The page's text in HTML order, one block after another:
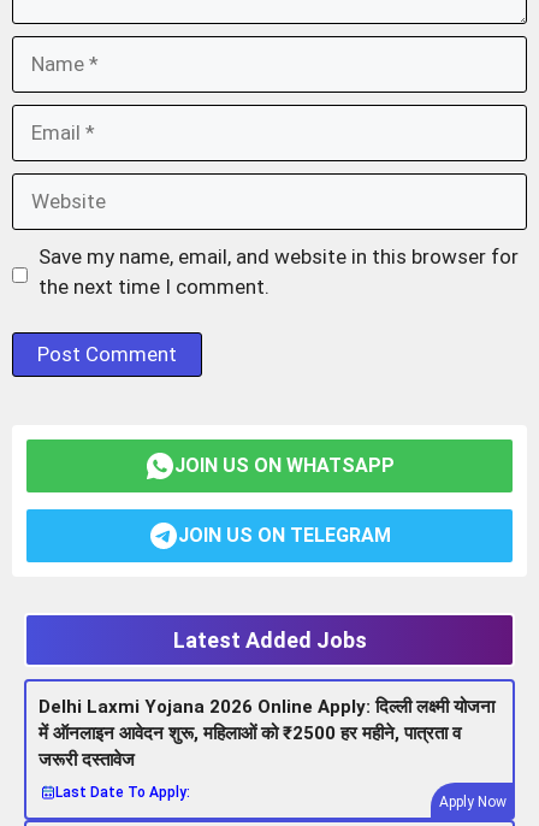
Save my name, email, and website in this browser for
the next time I comment.
JOIN US ON WHATSAPP
JOIN US ON TELEGRAM
Latest Added Jobs
Delhi Laxmi Yojana 2026 Online Apply: दिल्ली लक्ष्मी योजना
में ऑनलाइन आवेदन शुरू, महिलाओं को ₹2500 हर महीने, पात्रता व
जरूरी दस्तावेज
Last Date To Apply:
Apply Now